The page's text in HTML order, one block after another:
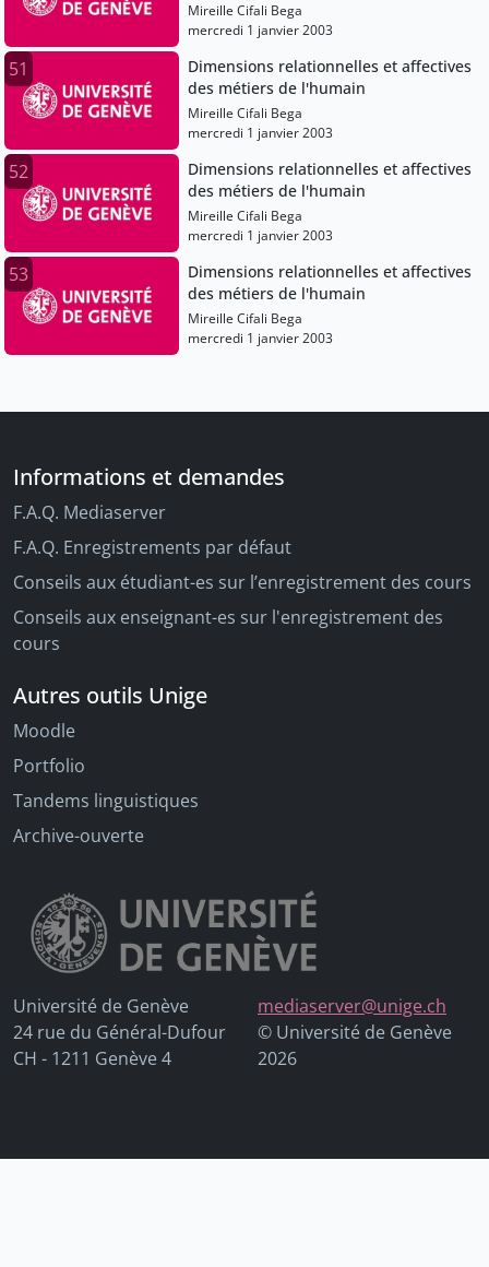
Mireille Cifali Bega
mercredi 1 janvier 2003
51
Dimensions relationnelles et affectives
des métiers de l'humain
Mireille Cifali Bega
mercredi 1 janvier 2003
52
Dimensions relationnelles et affectives
des métiers de l'humain
Mireille Cifali Bega
mercredi 1 janvier 2003
53
Dimensions relationnelles et affectives
des métiers de l'humain
Mireille Cifali Bega
mercredi 1 janvier 2003
Informations et demandes
F.A.Q. Mediaserver
F.A.Q. Enregistrements par défaut
Conseils aux étudiant-es sur l’enregistrement des cours
Conseils aux enseignant-es sur l'enregistrement des
cours
Autres outils Unige
Moodle
Portfolio
Tandems linguistiques
Archive-ouverte
Université de Genève
24 rue du Général-Dufour
CH - 1211 Genève 4
mediaserver@unige.ch
© Université de Genève
2026